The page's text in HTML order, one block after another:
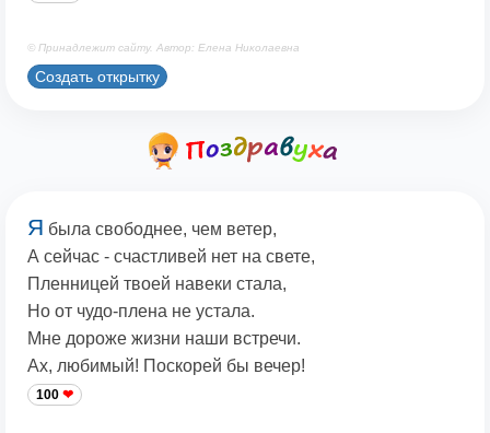
© Принадлежит сайту. Автор: Елена Николаевна
Создать открытку
Я была свободнее, чем ветер,
А сейчас - счастливей нет на свете,
Пленницей твоей навеки стала,
Но от чудо-плена не устала.
Мне дороже жизни наши встречи.
Ах, любимый! Поскорей бы вечер!
100